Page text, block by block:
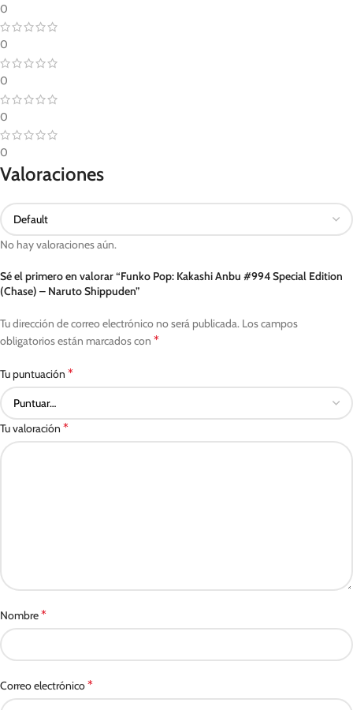
0
0
0
0
0
Valoraciones
No hay valoraciones aún.
Sé el primero en valorar “Funko Pop: Kakashi Anbu #994 Special Edition
(Chase) – Naruto Shippuden”
Tu dirección de correo electrónico no será publicada. Los campos
obligatorios están marcados con *
Tu puntuación *
Tu valoración *
Nombre*
Correo electrónico*